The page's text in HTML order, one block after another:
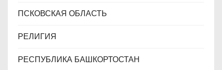
ПСКОВСКАЯ ОБЛАСТЬ
РЕЛИГИЯ
РЕСПУБЛИКА БАШКОРТОСТАН